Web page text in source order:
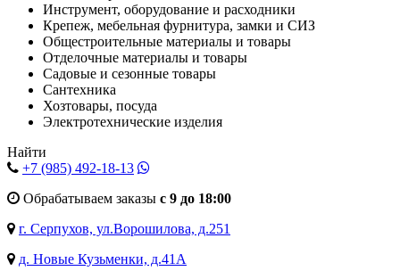
Инструмент, оборудование и расходники
Крепеж, мебельная фурнитура, замки и СИЗ
Общестроительные материалы и товары
Отделочные материалы и товары
Садовые и сезонные товары
Сантехника
Хозтовары, посуда
Электротехнические изделия
Найти
+7 (985) 492-18-13
Обрабатываем заказы с 9 до 18:00
г. Серпухов, ул.Ворошилова, д.251
д. Новые Кузьменки, д.41А